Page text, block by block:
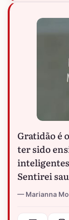
Gratidão é
ter sido
Sentirei
Marianna